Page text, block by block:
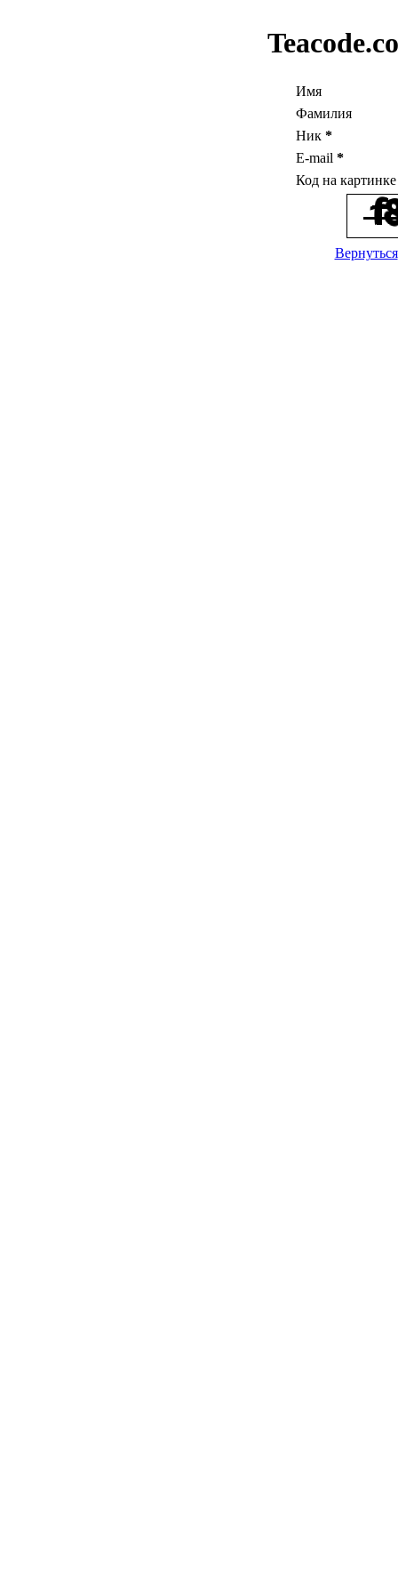
Имя
Фамилия
Ник *
E-mail *
Код на
Вернуться